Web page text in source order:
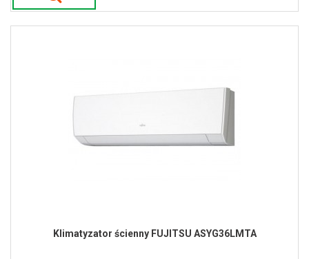
Klimatyzator ścienny FUJITSU ASYG36LMTA